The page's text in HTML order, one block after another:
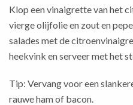
Klop een vinaigrette van het
vierge olijfolie en zout en
salades met de
heekvink en serveer met het
Tip: Vervang voor een
rauwe ham of bacon.